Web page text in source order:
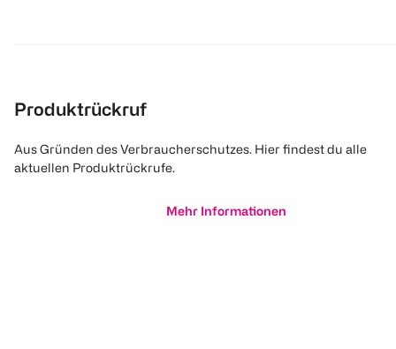
Produktrückruf
Aus Gründen des Verbraucherschutzes. Hier findest du alle
aktuellen Produktrückrufe.
Mehr Informationen